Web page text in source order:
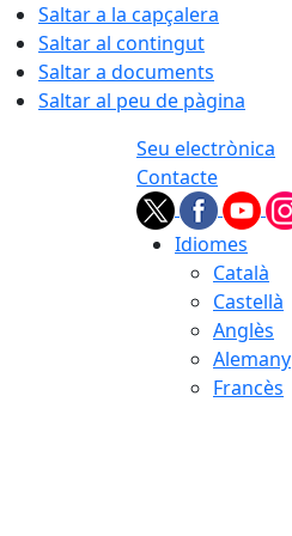
Saltar a la capçalera
Saltar al contingut
Saltar a documents
Saltar al peu de pàgina
Seu electrònica
Contacte
Idiomes
Català
Castellà
Anglès
Alemany
Francès